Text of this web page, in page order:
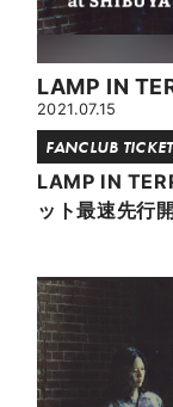
LAMP IN
2021.07.15
FANCLUB TICKET
LAMP IN
ット最速先行開